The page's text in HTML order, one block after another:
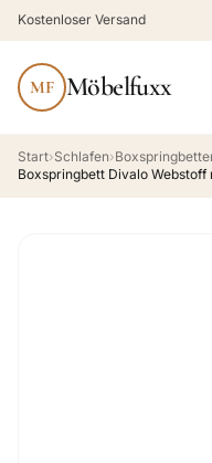
Kostenloser Versand
MF Möbelfuxx
Start›Schlafen›
Boxspringbett Divalo